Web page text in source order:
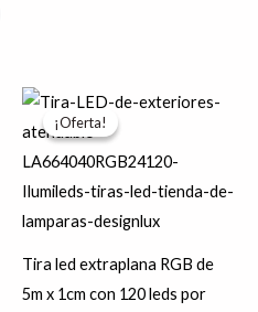
Este
producto
tiene
múltiples
variantes.
¡Oferta!
¡Oferta!
Tira led extraplana RGB de
5m x 1cm con 120 leds por
El
precio
original
era:
$2,715.42.
El
precio
es:
$2,172.33.